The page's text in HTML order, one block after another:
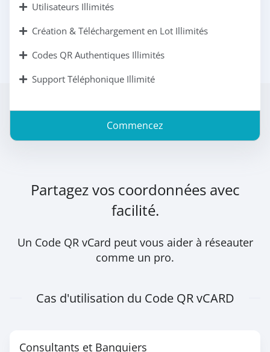
Utilisateurs Illimités
Création & Téléchargement en Lot Illimités
Codes QR Authentiques Illimités
Support Téléphonique Illimité
Commencez
Partagez vos coordonnées avec
facilité.
Un Code QR vCard peut vous aider à réseauter
comme un pro.
Cas d'utilisation du Code QR vCARD
Consultants et Banquiers